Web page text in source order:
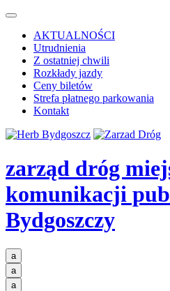
AKTUALNOŚCI
Utrudnienia
Z ostatniej chwili
Rozkłady jazdy
Ceny biletów
Strefa płatnego parkowania
Kontakt
zarząd dróg
komunikacji
Bydgoszczy
a
a
a